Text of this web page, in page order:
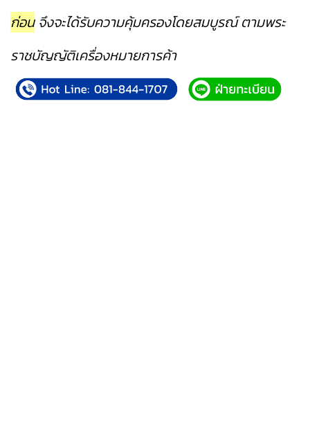
ก่อนจึงจะได้รับความคุ้มครองโดยสมบูรณ์ ตามพระ
ราชบัญญัติเครื่องหมายการค้า